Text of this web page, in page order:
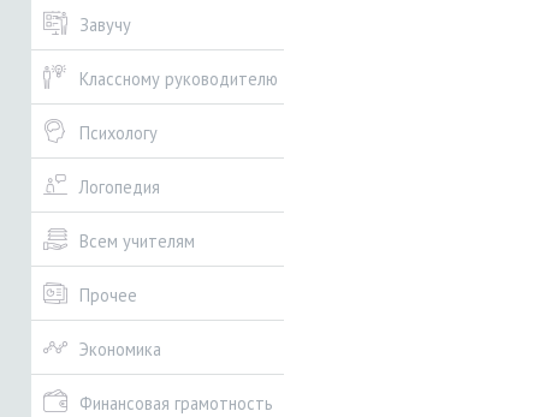
Завучу
Классному руководителю
Психологу
Логопедия
Всем учителям
Прочее
Экономика
Финансовая грамотность